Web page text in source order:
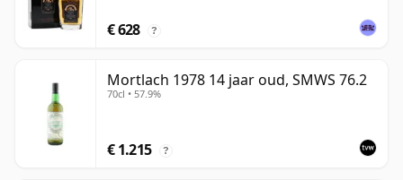
€ 628 ?
Mortlach 1978 14 jaar oud, SMWS 76.2
70cl • 57.9%
€ 1.215 ?